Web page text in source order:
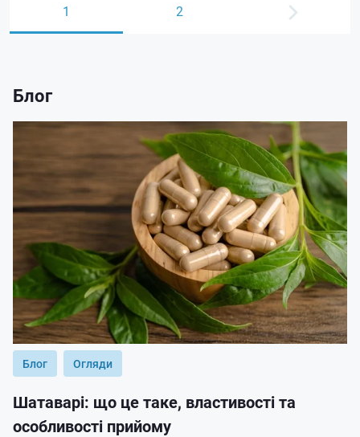
1 2
Блог
Блог Огляди
Шатаварі: що це таке, властивості та
особливості прийому